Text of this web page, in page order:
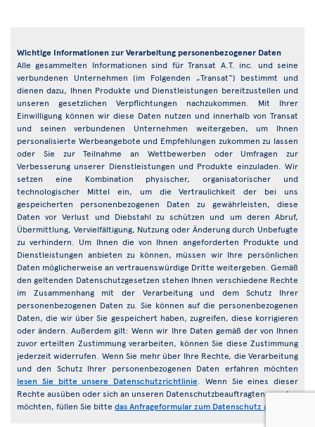
Wichtige Informationen zur Verarbeitung personenbezogener Daten
Alle gesammelten Informationen sind für Transat A.T. inc. und seine
verbundenen Unternehmen (im Folgenden „Transat“) bestimmt und
dienen dazu, Ihnen Produkte und Dienstleistungen bereitzustellen und
unseren gesetzlichen Verpflichtungen nachzukommen. Mit Ihrer
Einwilligung können wir diese Daten nutzen und innerhalb von Transat
und seinen verbundenen Unternehmen weitergeben, um Ihnen
personalisierte Werbeangebote und Empfehlungen zukommen zu lassen
oder Sie zur Teilnahme an Wettbewerben oder Umfragen zur
Verbesserung unserer Dienstleistungen und Produkte einzuladen. Wir
setzen eine Kombination physischer, organisatorischer und
technologischer Mittel ein, um die Vertraulichkeit der bei uns
gespeicherten personenbezogenen Daten zu gewährleisten, diese
Daten vor Verlust und Diebstahl zu schützen und um deren Abruf,
Übermittlung, Vervielfältigung, Nutzung oder Änderung durch Unbefugte
zu verhindern. Um Ihnen die von Ihnen angeforderten Produkte und
Dienstleistungen anbieten zu können, müssen wir Ihre persönlichen
Daten möglicherweise an vertrauenswürdige Dritte weitergeben. Gemäß
den geltenden Datenschutzgesetzen stehen Ihnen verschiedene Rechte
im Zusammenhang mit der Verarbeitung und dem Schutz Ihrer
personenbezogenen Daten zu. Sie können auf die personenbezogenen
Daten, die wir über Sie gespeichert haben, zugreifen, diese korrigieren
oder ändern. Außerdem gilt: Wenn wir Ihre Daten gemäß der von Ihnen
zuvor erteilten Zustimmung verarbeiten, können Sie diese Zustimmung
jederzeit widerrufen. Wenn Sie mehr über Ihre Rechte, die Verarbeitung
und den Schutz Ihrer personenbezogenen Daten erfahren möchten
lesen Sie bitte unsere Datenschutzrichtlinie . Wenn Sie eines dieser
Rechte ausüben oder sich an unseren Datenschutzbeauftragten wenden
möchten, füllen Sie bitte das Anfrageformular zum Datenschutz aus